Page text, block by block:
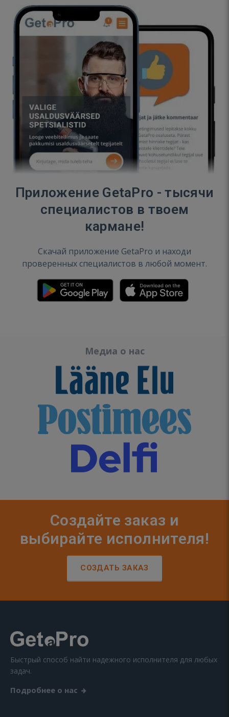
Приложение GetaPro - тысячи
специалистов в твоем
кармане!
Скачай приложение GetaPro и находи
проверенных специалистов в любой момент.
Медиа о нас
Создайте заказ и
выбирайте исполнителя!
СОЗДАТЬ ЗАКАЗ
Быстрый способ найти надежного исполнителя для любых
задач.
Подробнее о нас